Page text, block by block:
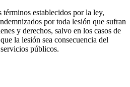
establecidos por la ley,
por toda lesión que sufran
y derechos, salvo en los casos de
la lesión sea consecuencia del
públicos.